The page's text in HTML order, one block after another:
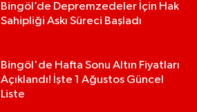
Bingöl’de Depremzedeler İçin Hak
Sahipliği Askı Süreci Başladı
Bingöl'de Hafta Sonu Altın Fiyatları
Açıklandı! İşte 1 Ağustos Güncel
Liste